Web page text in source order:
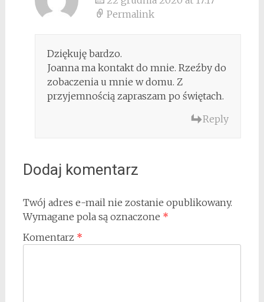
Permalink
Dziękuję bardzo.
Joanna ma kontakt do mnie. Rzeźby do
zobaczenia u mnie w domu. Z
przyjemnością zapraszam po świętach.
Reply
Dodaj komentarz
Twój adres e-mail nie zostanie opublikowany.
Wymagane pola są oznaczone *
Komentarz *